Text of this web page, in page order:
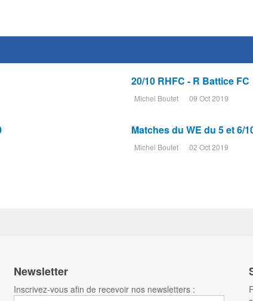
20/10 RHFC - R Battice FC
Michel Boutet 09 Oct 2019
Matches du WE du 5 et 6/
Michel Boutet 02 Oct 2019
Newsletter
Inscrivez-vous afin de recevoir nos newsletters :